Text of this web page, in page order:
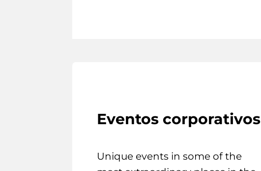
Eventos corporativos
Unique events in some of the